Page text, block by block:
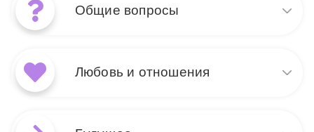
Общие вопросы
Жезлов и 10 Пентаклей в
Любовь и отношения